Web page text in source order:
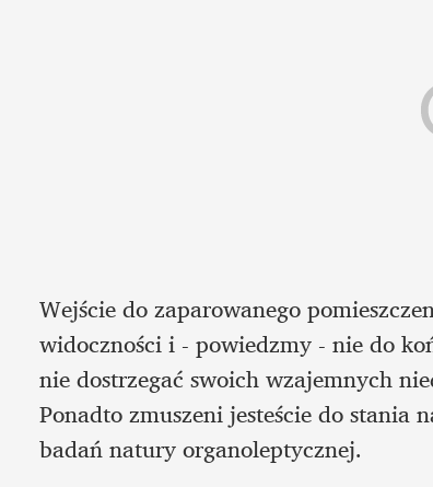
Wejście do zaparowanego
widoczności i - powiedzmy - nie do
nie dostrzegać swoich wzajemnych
Ponadto zmuszeni jesteście do
badań natury organoleptycznej.